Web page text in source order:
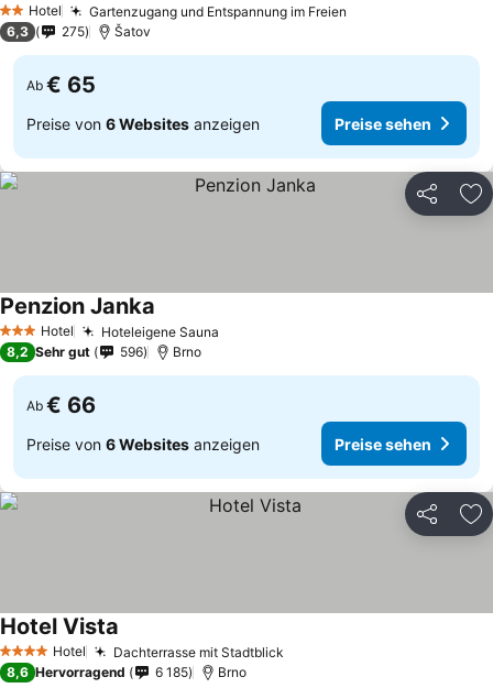
2 Sterne
Hotel Gartenzugang und Entspannung im Freien
6,3 275 Šatov
Ab € 65
Preise von 6 Websites anzeigen Preise sehen
Teilen
3 SterneHotel Hoteleigene Sauna
Penzion Janka
8,2 Sehr gut 596 Brno
Ab € 66
Preise von 6 Websites anzeigen Preise sehen
Teilen
4 Sterne Hotel Dachterrasse mit Stadtblick
Hotel Vista
8,6 Hervorragend 6 185 Brno